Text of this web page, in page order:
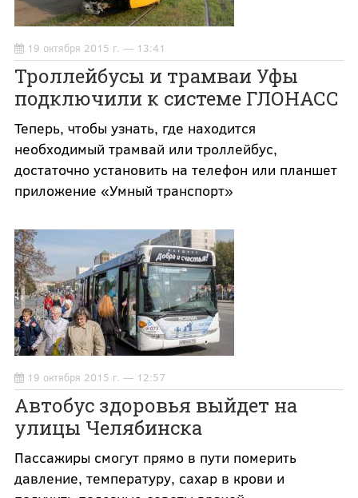
19 октября 2015 г. — 13:41
Троллейбусы и трамваи Уфы
подключили к системе ГЛОНАСС
Теперь, чтобы узнать, где находится
необходимый трамвай или троллейбус,
достаточно установить на телефон или планшет
приложение «Умный транспорт»
19 октября 2015 г. — 12:57
Автобус здоровья выйдет на
улицы Челябинска
Пассажиры смогут прямо в пути померить
давление, температуру, сахар в крови и